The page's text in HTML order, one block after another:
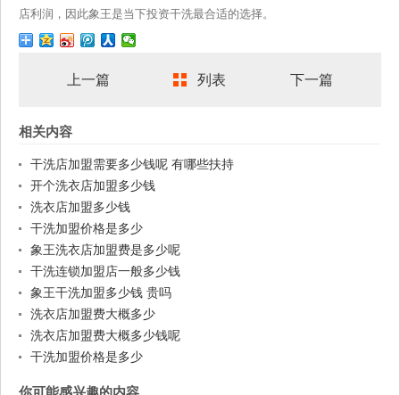
店利润，因此象王是当下投资干洗最合适的选择。
上一篇 列表 下一篇
相关内容
干洗店加盟需要多少钱呢 有哪些扶持
开个洗衣店加盟多少钱
洗衣店加盟多少钱
干洗加盟价格是多少
象王洗衣店加盟费是多少呢
干洗连锁加盟店一般多少钱
象王干洗加盟多少钱 贵吗
洗衣店加盟费大概多少
洗衣店加盟费大概多少钱呢
干洗加盟价格是多少